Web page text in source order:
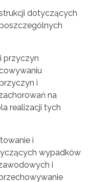
dotyczących
przyczyn
i
na
realizacji tych
i
wypadków
i